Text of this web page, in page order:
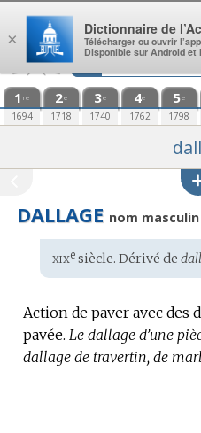
Aller au contenu
1 re
1694
2e
1718
3e
1740
4e
1762
5e
1798
DALLAGE nom masculin
Étymologie
:
xixesiècle. Dérivé de
Action de paver avec des
pavée. Le dallage d’une
dallage de travertin, de
×
Dictionnaire de
Télécharger ou ouvrir
Disponible sur Android et